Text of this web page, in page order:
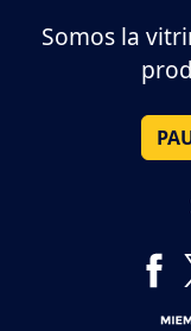
Somos la